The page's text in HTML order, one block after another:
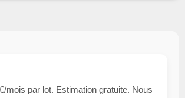
mois par lot. Estimation gratuite. Nous